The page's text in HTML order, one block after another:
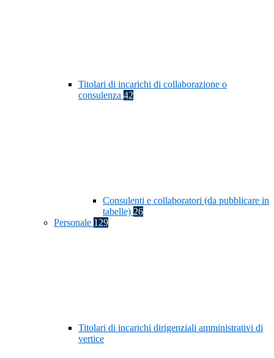
Titolari di incarichi di collaborazione o
consulenza 42
Consulenti e collaboratori (da pubblicare in
tabelle) 26
Personale 129
Titolari di incarichi dirigenziali amministrativi di
vertice